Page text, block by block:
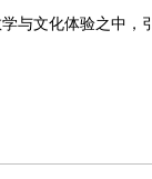
与文化体验之中